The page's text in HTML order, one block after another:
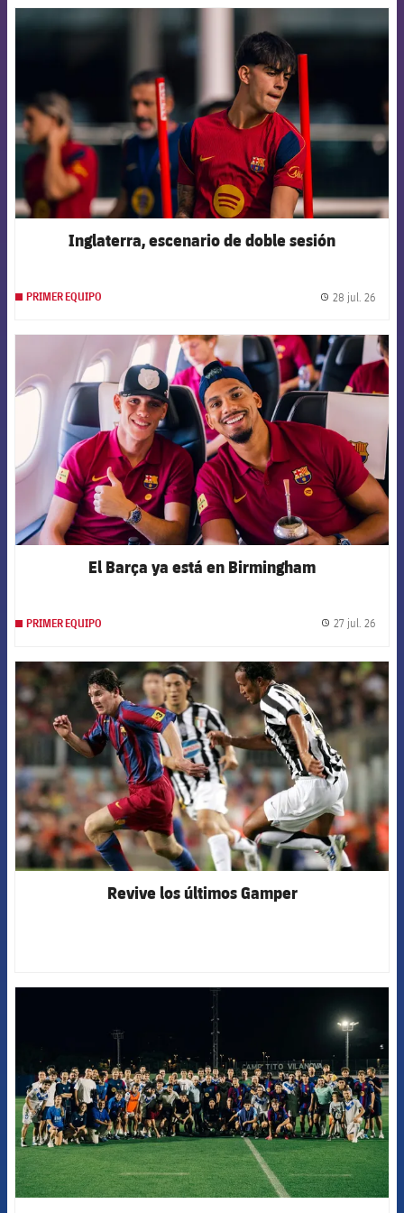
Inglaterra, escenario de doble sesión
PRIMER EQUIPO 28 jul. 26
FCB Barcelona badge
El Barça ya está en Birmingham
PRIMER EQUIPO 27 jul. 26
FCB Barcelona badge
Revive los últimos Gamper
FCB Barcelona badge